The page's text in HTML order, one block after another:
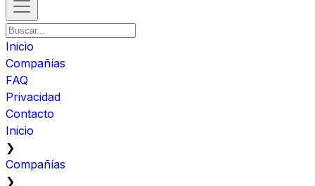
Inicio
Compañías
FAQ
Privacidad
Contacto
Inicio
❯
Compañías
❯